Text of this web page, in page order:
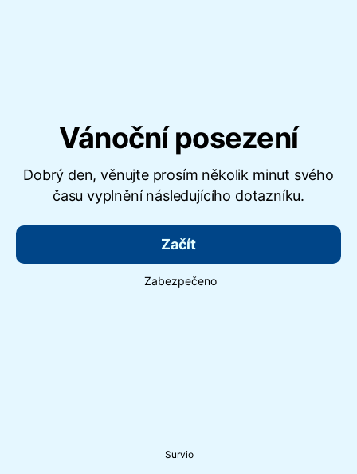
Vánoční posezení
Dobrý den, věnujte prosím několik minut svého
času vyplnění následujícího dotazníku.
Začít
Zabezpečeno
Survio